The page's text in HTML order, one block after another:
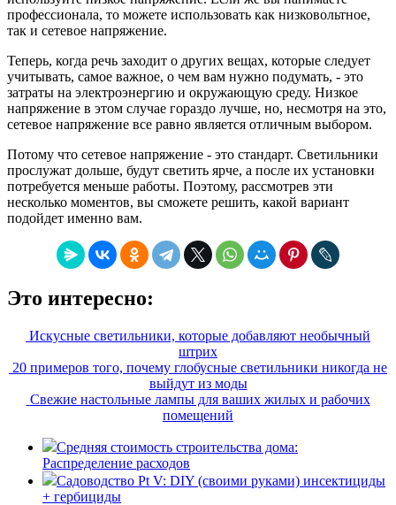
профессионала, то можете использовать как низковольтное,
так и сетевое напряжение.
Теперь, когда речь заходит о других вещах, которые следует
учитывать, самое важное, о чем вам нужно подумать, - это
затраты на электроэнергию и окружающую среду. Низкое
напряжение в этом случае гораздо лучше, но, несмотря на это,
сетевое напряжение все равно является отличным выбором.
Потому что сетевое напряжение - это стандарт. Светильники
прослужат дольше, будут светить ярче, а после их установки
потребуется меньше работы. Поэтому, рассмотрев эти
несколько моментов, вы сможете решить, какой вариант
подойдет именно вам.
Это интересно:
Искусные светильники, которые добавляют необычный
штрих
20 примеров того, почему глобусные светильники никогда не
выйдут из моды
Свежие настольные лампы для ваших жилых и рабочих
помещений
Средняя стоимость строительства дома:
Распределение расходов
Садоводство Pt V: DIY (своими руками) инсектициды
+ гербициды